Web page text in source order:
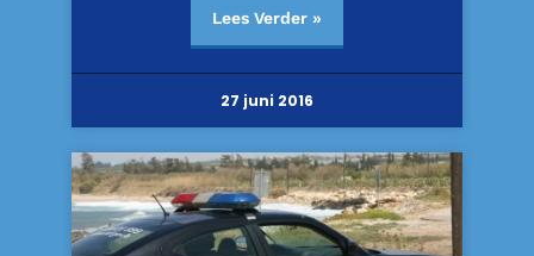
Lees Verder »
27 juni 2016